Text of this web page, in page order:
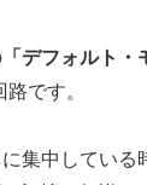
「デフォルト
です。
集中している